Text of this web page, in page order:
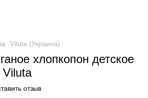
Viluta (Украина)
хлопкопон детское
отзыв